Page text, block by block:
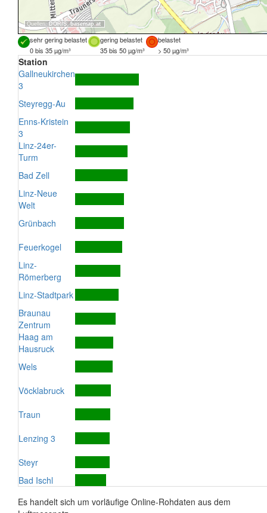
Quellen: DORIS, basemap.at
sehr gering belastet gering belastet
belastet
0 bis 35 µg/m³
35 bis 50 µg/m³ > 50 µg/m³
Station
Gallneukirchen
3
Steyregg-Au
Enns-Kristein
3
Linz-24er-
Turm
Bad Zell
Linz-Neue
Welt
Grünbach
Feuerkogel
Linz-
Römerberg
Linz-Stadtpark
Braunau
Zentrum
Haag am
Hausruck
Wels
Vöcklabruck
Traun
Lenzing 3
Steyr
Bad Ischl
Es handelt sich um vorläufige Online-Rohdaten aus dem